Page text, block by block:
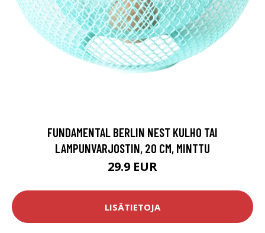
FUNDAMENTAL BERLIN NEST KULHO TAI
LAMPUNVARJOSTIN, 20 CM, MINTTU
29.9 EUR
LISÄTIETOJA